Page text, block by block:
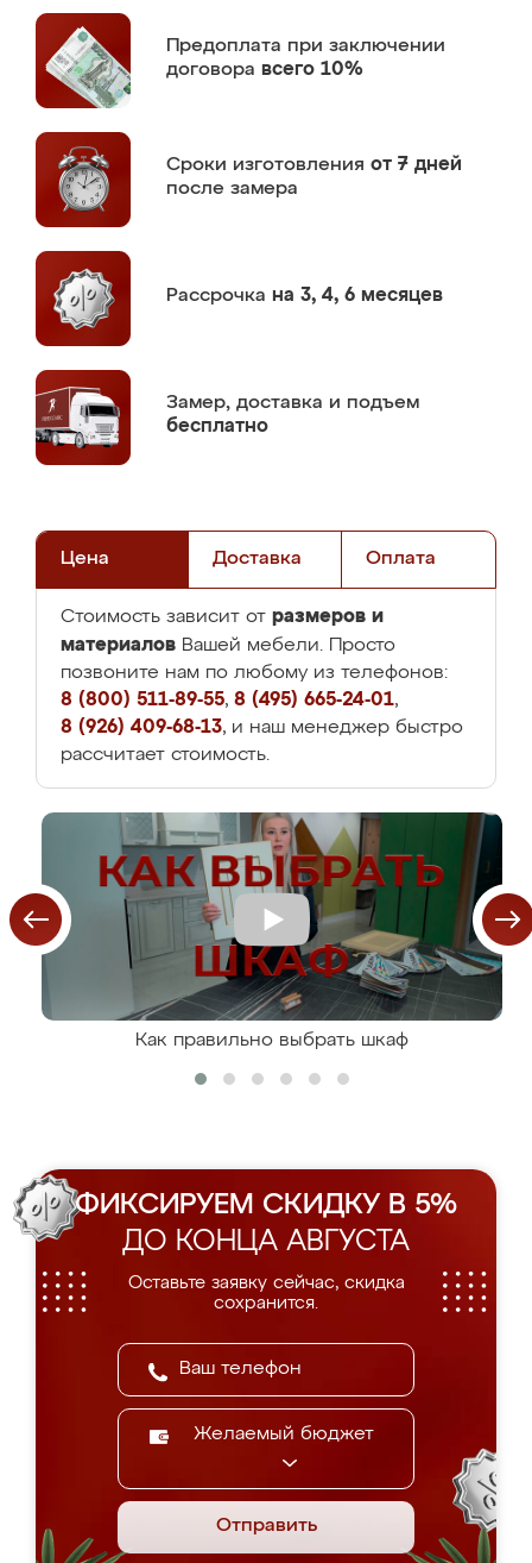
Предоплата при заключении
договора всего 10%
Сроки изготовления от 7 дней
после замера
Рассрочка на 3, 4, 6 месяцев
Замер, доставка и подъем
бесплатно
Цена Доставка Оплата
Стоимость зависит от размеров и
материалов Вашей мебели. Просто
позвоните нам по любому из телефонов:
8 (800) 511-89-55, 8 (495) 665-24-01,
8 (926) 409-68-13, и наш менеджер быстро
рассчитает стоимость.
Как правильно выбрать шкаф
ФИКСИРУЕМ СКИДКУ В 5%
ДО КОНЦА АВГУСТА
Оставьте заявку сейчас, скидка
сохранится.
Желаемый бюджет
Отправить